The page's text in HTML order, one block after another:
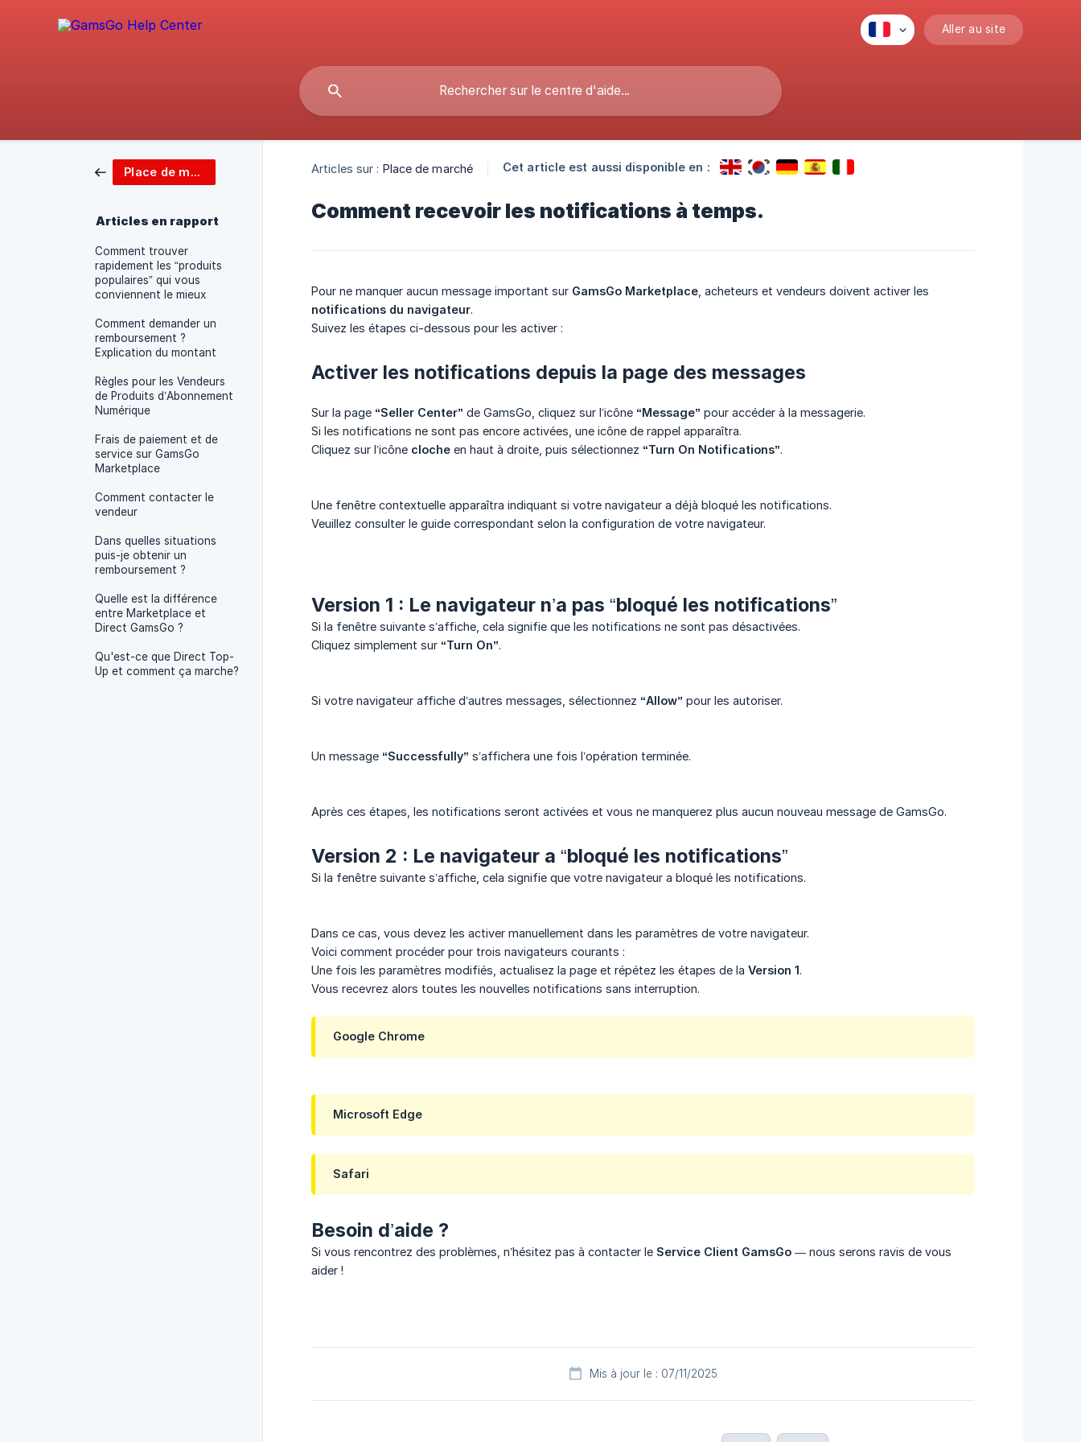
Aller au site
Place de marché
Articles en rapport
Comment trouver
rapidement les “produits
populaires” qui vous
conviennent le mieux
Comment demander un
remboursement ?
Explication du montant
Règles pour les Vendeurs
de Produits d’Abonnement
Numérique
Frais de paiement et de
service sur GamsGo
Marketplace
Comment contacter le
vendeur
Dans quelles situations
puis-je obtenir un
remboursement ?
Quelle est la différence
entre Marketplace et
Direct GamsGo ?
Qu'est-ce que Direct Top-
Up et comment ça marche?
Articles sur : Place de marché Cet article est aussi disponible en :
Comment recevoir les notifications à temps.
Pour ne manquer aucun message important sur GamsGo Marketplace , acheteurs et vendeurs doivent activer les
notifications du navigateur.
Suivez les étapes ci-dessous pour les activer :
Activer les notifications depuis la page des messages
Sur la page “Seller Center” de GamsGo, cliquez sur l’icône “Message” pour accéder à la messagerie.
Si les notifications ne sont pas encore activées, une icône de rappel apparaîtra.
Cliquez sur l’icône cloche en haut à droite, puis sélectionnez “Turn On Notifications”.
Une fenêtre contextuelle apparaîtra indiquant si votre navigateur a déjà bloqué les notifications.
Veuillez consulter le guide correspondant selon la configuration de votre navigateur.
Version 1 : Le navigateur n’a pas “bloqué les notifications”
Si la fenêtre suivante s’affiche, cela signifie que les notifications ne sont pas désactivées.
Cliquez simplement sur “Turn On”.
Si votre navigateur affiche d’autres messages, sélectionnez “Allow” pour les autoriser.
Un message “Successfully” s’affichera une fois l’opération terminée.
Après ces étapes, les notifications seront activées et vous ne manquerez plus aucun nouveau message de GamsGo.
Version 2 : Le navigateur a “bloqué les notifications”
Si la fenêtre suivante s’affiche, cela signifie que votre navigateur a bloqué les notifications.
Dans ce cas, vous devez les activer manuellement dans les paramètres de votre navigateur.
Voici comment procéder pour trois navigateurs courants :
Une fois les paramètres modifiés, actualisez la page et répétez les étapes de la Version 1.
Vous recevrez alors toutes les nouvelles notifications sans interruption.
Google Chrome
Microsoft Edge
Safari
Besoin d’aide ?
Si vous rencontrez des problèmes, n’hésitez pas à contacter le Service Client GamsGo — nous serons ravis de vous
aider !
Mis à jour le : 07/11/2025